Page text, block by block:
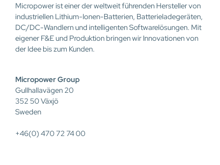
Micropower ist einer der weltweit führenden Hersteller von
industriellen Lithium-Ionen-Batterien, Batterieladegeräten,
DC/DC-Wandlern und intelligenten Softwarelösungen. Mit
eigener F&E und Produktion bringen wir Innovationen von
der Idee bis zum Kunden.
Micropower Group
Gullhallavägen 20
352 50 Växjö
Sweden
+46(0) 470 72 74 00